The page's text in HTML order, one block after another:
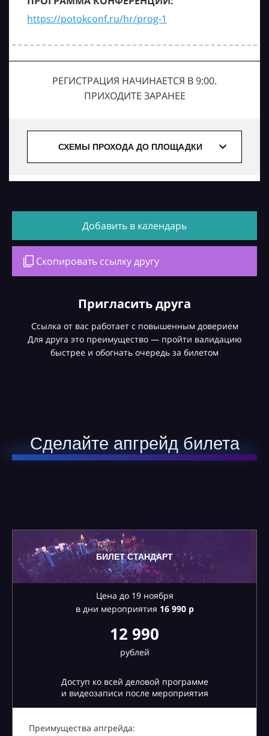
https://potokconf.ru/hr/prog-1
РЕГИСТРАЦИЯ НАЧИНАЕТСЯ В 9:00.
ПРИХОДИТЕ ЗАРАНЕЕ
СХЕМЫ ПРОХОДА ДО ПЛОЩАДКИ
Добавить в календарь
Скопировать ссылку другу
Пригласить друга
Ссылка от вас работает с повышенным доверием
Для друга это преимущество — пройти валидацию
быстрее и обогнать очередь за билетом
Сделайте апгрейд билета
БИЛЕТ СТАНДАРТ
Цена до 19 ноября
в дни мероприятия 16990 р
12 990
рублей
Доступ ко всей деловой программе
и видеозаписи после мероприятия
Преимущества апгрейда: